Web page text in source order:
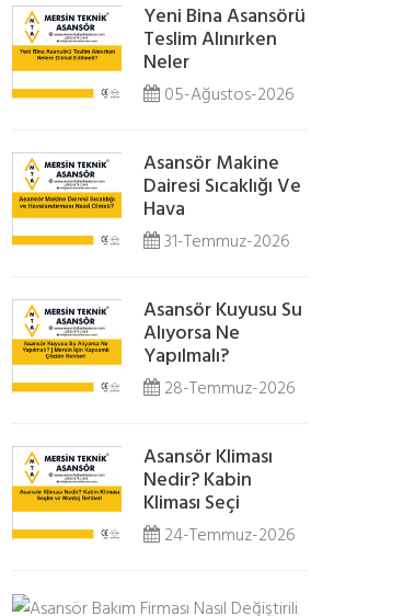
Yeni Bina Asansörü
Teslim Alınırken
Neler
05-Ağustos-2026
Asansör Makine
Dairesi Sıcaklığı Ve
Hava
31-Temmuz-2026
Asansör Kuyusu Su
Alıyorsa Ne
Yapılmalı?
28-Temmuz-2026
Asansör Kliması
Nedir? Kabin
Kliması Seçi
24-Temmuz-2026